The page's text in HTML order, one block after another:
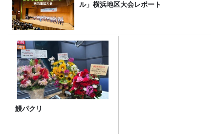
ル」横浜地区大会レポート
鰻パクリ